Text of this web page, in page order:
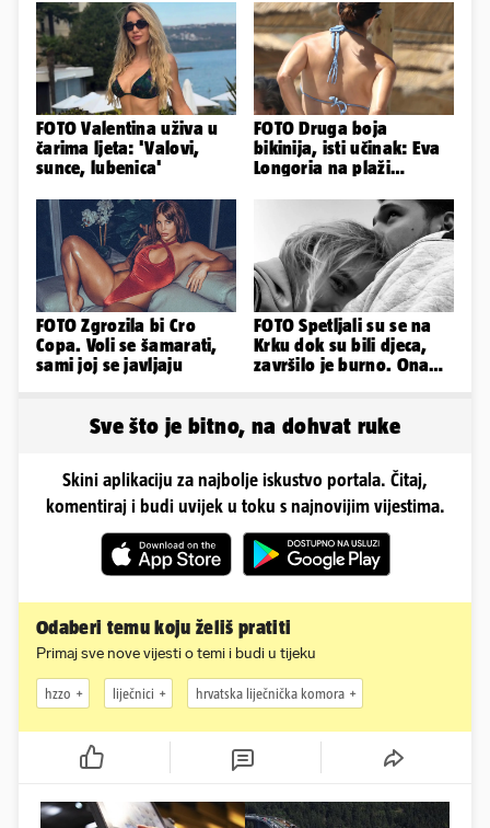
FOTO Valentina uživa u
čarima ljeta: 'Valovi,
sunce, lubenica'
FOTO Druga boja
bikinija, isti učinak: Eva
Longoria na plaži
FOTO Zgrozila bi Cro
Copa. Voli se šamarati,
sami joj se javljaju
FOTO Spetljali su se na
Krku dok su bili djeca,
završilo je burno. Ona
Sve što je bitno, na dohvat ruke
Skini aplikaciju za najbolje iskustvo portala. Čitaj,
komentiraj i budi uvijek u toku s najnovijim vijestima.
Odaberi temu koju želiš pratiti
Primaj sve nove vijesti o temi i budi u tijeku
hzzo liječnici hrvatska liječnička komora